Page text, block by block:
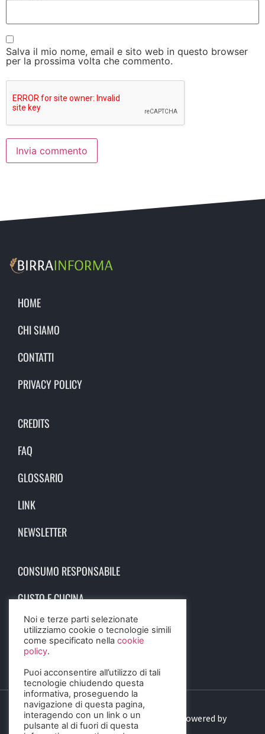
Salva il mio nome, email e sito web in questo browser
per la prossima volta che commento.
HOME
CHI SIAMO
CONTATTI
PRIVACY POLICY
CREDITS
FAQ
GLOSSARIO
LINK
NEWSLETTER
CONSUMO RESPONSABILE
GUSTO E CUCINA
SCIENZA E SALUTE
STORIA E CULTURA
© 2023 Birra Informa. All Rights Reserved. Powered by
Noi e terze parti selezionate
utilizziamo cookie o tecnologie simili
come specificato nella cookie
policy.
Puoi acconsentire all’utilizzo di tali
tecnologie chiudendo questa
informativa, proseguendo la
navigazione di questa pagina,
interagendo con un link o un
pulsante al di fuori di questa